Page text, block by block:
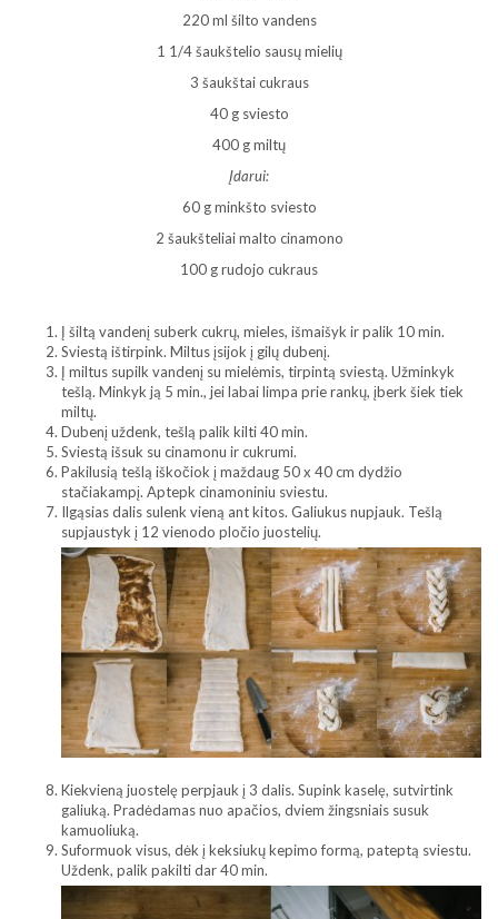
220 ml šilto vandens
1 1/4 šaukštelio sausų mielių
3 šaukštai cukraus
40 g sviesto
400 g miltų
Įdarui:
60 g minkšto sviesto
2 šaukšteliai malto cinamono
100 g rudojo cukraus
Į šiltą vandenį suberk cukrų, mieles, išmaišyk ir palik 10 min.
Sviestą ištirpink. Miltus įsijok į gilų dubenį.
Į miltus supilk vandenį su mielėmis, tirpintą sviestą. Užminkyk
tešlą. Minkyk ją 5 min., jei labai limpa prie rankų, įberk šiek tiek
miltų.
Dubenį uždenk, tešlą palik kilti 40 min.
Sviestą išsuk su cinamonu ir cukrumi.
Pakilusią tešlą iškočiok į maždaug 50 x 40 cm dydžio
stačiakampį. Aptepk cinamoniniu sviestu.
Ilgąsias dalis sulenk vieną ant kitos. Galiukus nupjauk. Tešlą
supjaustyk į 12 vienodo pločio juostelių.
Kiekvieną juostelę perpjauk į 3 dalis. Supink kaselę, sutvirtink
galiuką. Pradėdamas nuo apačios, dviem žingsniais susuk
kamuoliuką.
Suformuok visus, dėk į keksiukų kepimo formą, pateptą sviestu.
Uždenk, palik pakilti dar 40 min.